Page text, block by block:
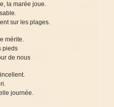
la marée joue.
sur les plages.
mérite.
pieds
de nous
journée.